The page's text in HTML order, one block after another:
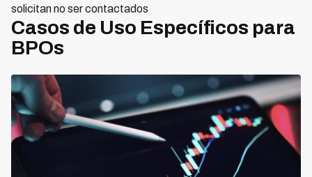
solicitan no ser contactados
Casos de Uso Específicos para
BPOs